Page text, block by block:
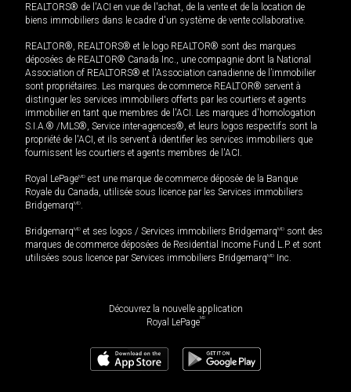
REALTORS® de l'ACI en vue de l'achat, de la vente et de la location de
biens immobiliers dans le cadre d'un système de vente collaborative.
REALTOR®, REALTORS® et le logo REALTOR® sont des marques
déposées de REALTOR® Canada Inc., une compagnie dont la National
Association of REALTORS® et l'Association canadienne de l’immobilier
sont propriétaires. Les marques de commerce REALTOR® servent à
distinguer les services immobiliers offerts par les courtiers et agents
immobilier en tant que membres de l'ACI. Les marques d'homologation
S.I.A.® /MLS®, Service inter-agences®, et leurs logos respectifs sont la
propriété de l'ACI, et ils servent à identifier les services immobiliers que
fournissent les courtiers et agents membres de l'ACI.
Royal LePageMD est une marque de commerce déposée de la Banque
Royale du Canada, utilisée sous licence par les Services immobiliers
BridgemarqMD.
BridgemarqMD et ses logos / Services immobiliers BridgemarqMD sont des
marques de commerce déposées de Residential Income Fund L.P. et sont
utilisées sous licence par Services immobiliers BridgemarqMD Inc.
Découvrez la nouvelle application
Royal LePageMD